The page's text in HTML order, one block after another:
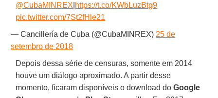
@CubaMINREX https://t.co/KWbLuzBtg9
pic.twitter.com/7St2fHle21
— Cancillería de Cuba (@CubaMINREX) 25 de
setembro de 2018
Depois dessa série de censuras, somente em 2014
houve um diálogo aproximado. A partir desse
momento, ficaram disponíveis o download doGoogle